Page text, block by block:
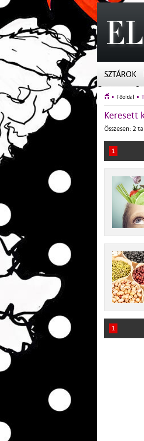
SZTÁROK
Főoldal
Keresett
Összesen: 2
1
1